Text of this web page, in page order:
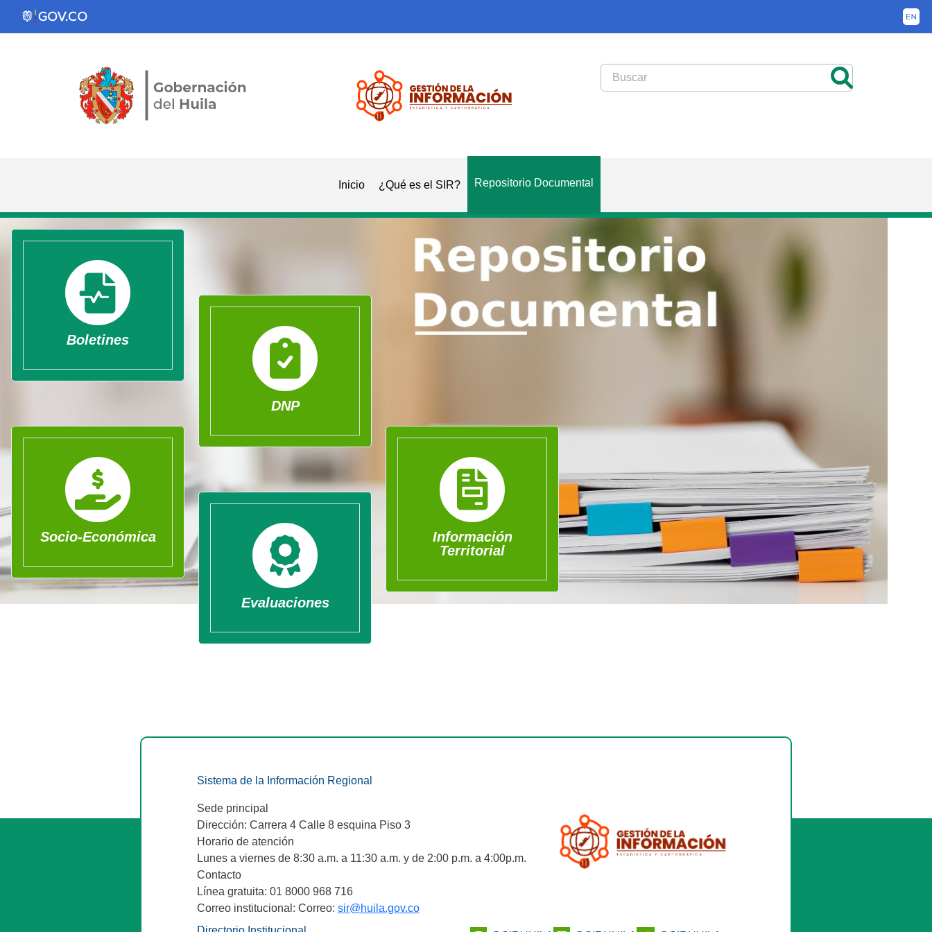
Inicio ¿Qué es el SIR? Repositorio Documental
Boletines
DNP
Socio-Económica
Evaluaciones
Información
Territorial
Sistema de la Información Regional
Sede principal
Dirección: Carrera 4 Calle 8 esquina Piso 3
Horario de atención
Lunes a viernes de 8:30 a.m. a 11:30 a.m. y de 2:00 p.m. a 4:00p.m.
Contacto
Línea gratuita: 01 8000 968 716
Correo institucional: Correo: sir@huila.gov.co